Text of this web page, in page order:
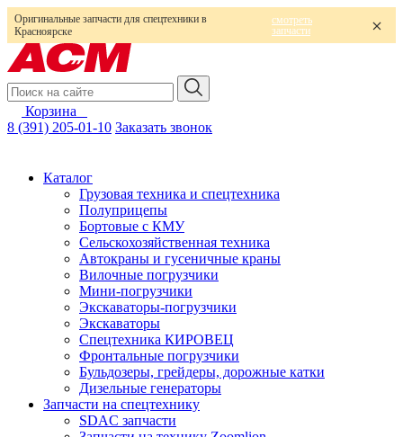
Оригинальные запчасти для спецтехники в
Красноярске
смотреть
запчасти
Корзина
8 (391) 205-01-10 Заказать звонок
Каталог
Грузовая техника и спецтехника
Полуприцепы
Бортовые с КМУ
Сельскохозяйственная техника
Автокраны и гусеничные краны
Вилочные погрузчики
Мини-погрузчики
Экскаваторы-погрузчики
Экскаваторы
Спецтехника КИРОВЕЦ
Фронтальные погрузчики
Бульдозеры, грейдеры, дорожные катки
Дизельные генераторы
Запчасти на спецтехнику
SDAC запчасти